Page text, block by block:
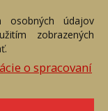
dražby
2007 - 2026
tejto stránky je
Všetky práva sú
osobných údajov
zobrazených
o spracovaní